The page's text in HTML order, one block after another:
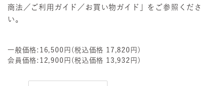
商法／ご利用ガイド／お買い物ガイド」をご参照くださ
い。
一般価格: 16,500円 (税込価格 17,820円 )
会員価格: 12,900円 (税込価格 13,932円 )